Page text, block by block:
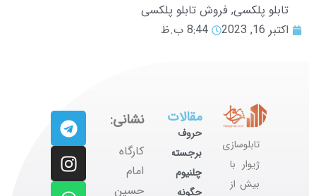
تابلو پلکسی, فروش تابلو پلکسی
اکتبر 16, 2023
8:44 ب.ظ
تابلوسازی
ژیوار با
بیش از
مقالات
حروف
برجسته
چلنیوم
چگونه
نشانی:
کارگاه
‌امام
حسین